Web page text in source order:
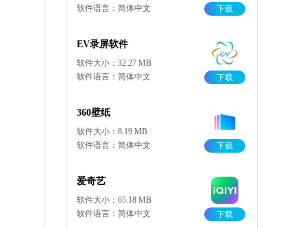
软件语言：简体中文
下载
EV录屏软件
软件大小：32.27 MB
软件语言：简体中文
下载
360壁纸
软件大小：8.19 MB
软件语言：简体中文
下载
爱奇艺
软件大小：65.18 MB
软件语言：简体中文
下载